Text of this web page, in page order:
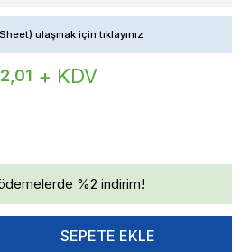
ulaşmak için tıklayınız
+ KDV
%2 indirim!